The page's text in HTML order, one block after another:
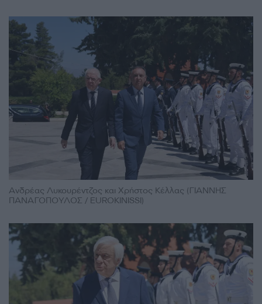
Ανδρέας Λυκουρέντζος και Χρήστος Κέλλας (ΓΙΑΝΝΗΣ
ΠΑΝΑΓΟΠΟΥΛΟΣ / EUROKINISSI)